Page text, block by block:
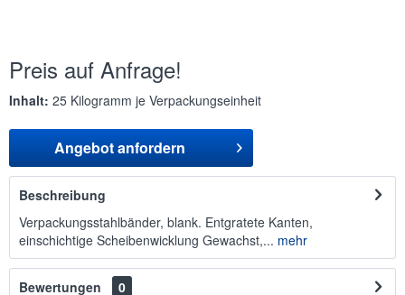
Preis auf Anfrage!
Inhalt: 25 Kilogramm je Verpackungseinheit
Angebot anfordern
Beschreibung
Verpackungsstahlbänder, blank. Entgratete Kanten,
einschichtige Scheibenwicklung Gewachst,... mehr
Bewertungen
0